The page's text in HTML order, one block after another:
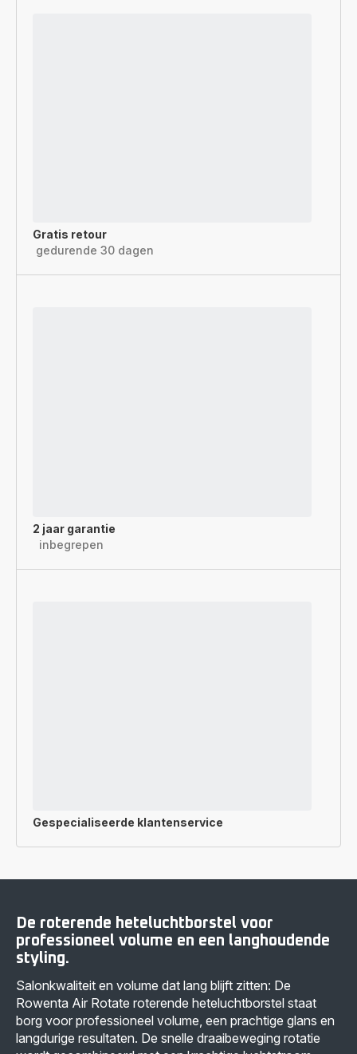
Gratis retour
gedurende 30 dagen
2 jaar garantie
inbegrepen
Gespecialiseerde klantenservice
De roterende heteluchtborstel voor
professioneel volume en een langhoudende
styling.
Salonkwaliteit en volume dat lang blijft zitten: De
Rowenta Air Rotate roterende heteluchtborstel staat
borg voor professioneel volume, een prachtige glans en
langdurige resultaten. De snelle draaibeweging rotatie